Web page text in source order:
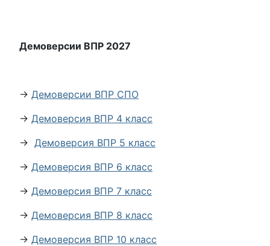
Демоверсии ВПР 2027
→ Демоверсии ВПР СПО
→ Демоверсия ВПР 4 класс
→ Демоверсия ВПР 5 класс
→ Демоверсия ВПР 6 класс
→ Демоверсия ВПР 7 класс
→ Демоверсия ВПР 8 класс
→ Демоверсия ВПР 10 класс